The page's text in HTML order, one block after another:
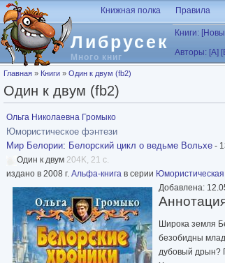
Перейти к основному содержанию
Либрусек
Много книг
Книжная полка Правила
Книги:
Авторы: [А]
Вы здесь
Главная » Книги » Один к двум (fb2)
Один к двум (fb2)
Ольга Николаевна Громыко
Юмористическое фэнтези
Мир Белории: Белорский цикл о ведьме Вольхе -
Один к двум 204K, 21 с.
издано в 2008 г. Альфа-книга в серии
Добавлена:
Широка земля
безобидны
дубовый дрын?